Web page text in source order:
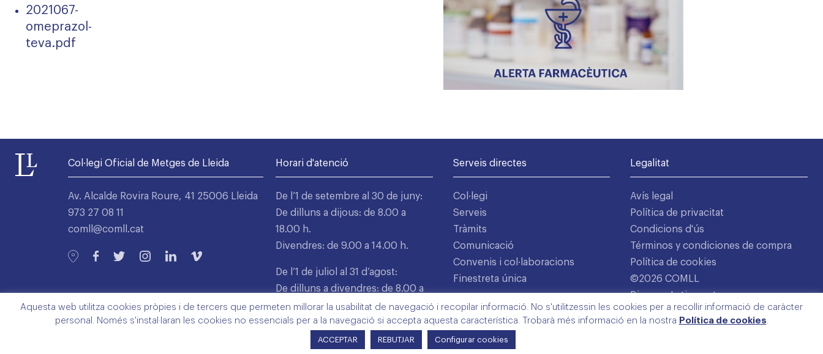
2021067-
omeprazol-
teva.pdf
Col·legi Oficial de Metges de Lleida
Av. Alcalde Rovira Roure, 41 25006 Lleida
973 27 08 11
comll@comll.cat
Horari d'atenció
De l’1 de setembre al 30 de juny:
De dilluns a dijous: de 8.00 a
18.00 h.
Divendres: de 9.00 a 14.00 h.
De l’1 de juliol al 31 d’agost:
De dilluns a divendres: de 8.00 a
15.00 h.
Serveis directes
Col·legi
Serveis
Tràmits
Comunicació
Convenis i col·laboracions
Finestreta única
Legalitat
Avís legal
Política de privacitat
Condicions d'ús
Términos y condiciones de compra
Política de cookies
©2026 COMLL
Disseny: Latipo.cat
Aquesta web utilitza cookies pròpies i de tercers que permeten millorar la usabilitat de navegació i recopilar informació. No s'utilitzessin les cookies per a recollir informació de caràcter
personal. Només s'instal·laran les cookies no essencials per a la navegació si accepta aquesta característica. Trobarà més informació en la nostra Política de cookies.
ACCEPTAR REBUTJAR Configurar cookies